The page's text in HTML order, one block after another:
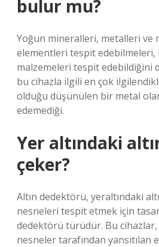
bulur mu?
Yoğun mineralleri, metalleri ve
elementleri tespit edebilmeleri,
malzemeleri tespit edebildiğini
bu cihazla ilgili en çok
olduğu düşünülen bir metal
edemediği.
Yer altındaki
çeker?
Altın dedektörü, yeraltındaki
nesneleri tespit etmek için
dedektörü türüdür. Bu cihazlar,
nesneler tarafından